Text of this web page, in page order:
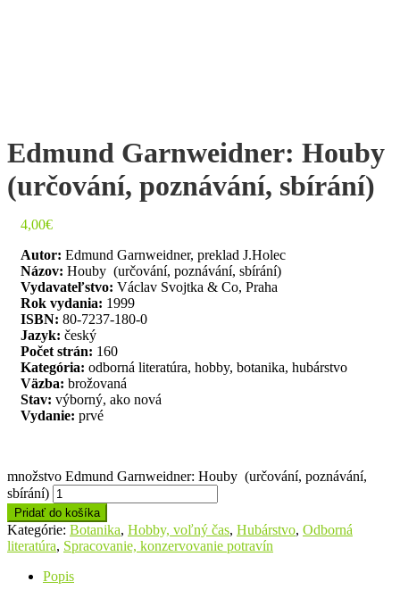
Edmund Garnweidner: Houby
(určování, poznávání, sbírání)
4,00€
Autor: Edmund Garnweidner, preklad J.Holec
Názov: Houby (určování, poznávání, sbírání)
Vydavateľstvo: Václav Svojtka & Co, Praha
Rok vydania: 1999
ISBN: 80-7237-180-0
Jazyk: český
Počet strán: 160
Kategória: odborná literatúra, hobby, botanika, hubárstvo
Väzba: brožovaná
Stav: výborný, ako nová
Vydanie: prvé
množstvo Edmund Garnweidner: Houby (určování, poznávání,
sbírání)
Pridať do košíka
Kategórie: Botanika, Hobby, voľný čas, Hubárstvo, Odborná
literatúra, Spracovanie, konzervovanie potravín
Popis